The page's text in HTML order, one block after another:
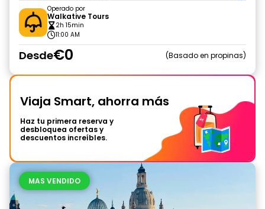
Operado por
Walkative Tours
2h 15min
11:00 AM
Desde€0 Basado en propinas
Viaja Smart, ahorra más
Haz tu primera reserva y
desbloquea ofertas y
descuentos increíbles.
MAS VENDIDO